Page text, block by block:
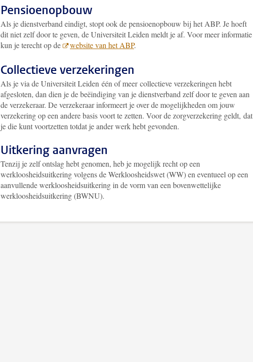
Pensioenopbouw
Als je dienstverband eindigt, stopt ook de pensioenopbouw bij het ABP. Je hoeft
dit niet zelf door te geven, de Universiteit Leiden meldt je af. Voor meer informatie
kun je terecht op de
website van het ABP.
Collectieve verzekeringen
Als je via de Universiteit Leiden één of meer collectieve verzekeringen hebt
afgesloten, dan dien je de beëindiging van je dienstverband zelf door te geven aan
de verzekeraar. De verzekeraar informeert je over de mogelijkheden om jouw
verzekering op een andere basis voort te zetten. Voor de zorgverzekering geldt, dat
je die kunt voortzetten totdat je ander werk hebt gevonden.
Uitkering aanvragen
Tenzij je zelf ontslag hebt genomen, heb je mogelijk recht op een
werkloosheidsuitkering volgens de Werkloosheidswet (WW) en eventueel op een
aanvullende werkloosheidsuitkering in de vorm van een bovenwettelijke
werkloosheidsuitkering (BWNU).